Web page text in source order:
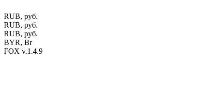
RUB, руб.
RUB, руб.
RUB, руб.
BYR, Br
FOX v.1.4.9